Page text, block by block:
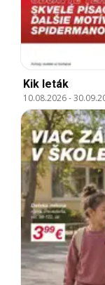
Kik leták
10.08.2026-